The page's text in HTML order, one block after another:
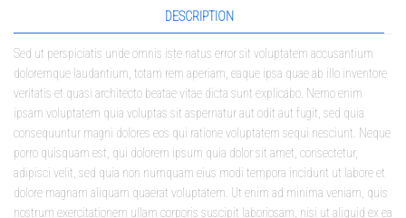
DESCRIPTION
Sed ut perspiciatis unde omnis iste natus error sit voluptatem accusantium
doloremque laudantium, totam rem aperiam, eaque ipsa quae ab illo inventore
veritatis et quasi architecto beatae vitae dicta sunt explicabo. Nemo enim
ipsam voluptatem quia voluptas sit aspernatur aut odit aut fugit, sed quia
consequuntur magni dolores eos qui ratione voluptatem sequi nesciunt. Neque
porro quisquam est, qui dolorem ipsum quia dolor sit amet, consectetur,
adipisci velit, sed quia non numquam eius modi tempora incidunt ut labore et
dolore magnam aliquam quaerat voluptatem. Ut enim ad minima veniam, quis
nostrum exercitationem ullam corporis suscipit laboriosam, nisi ut aliquid ex ea